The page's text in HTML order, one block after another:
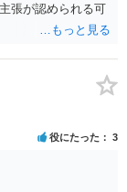
張が認められる可
役にたった 3